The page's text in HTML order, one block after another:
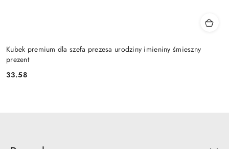
Kubek premium dla szefa prezesa urodziny imieniny śmieszny
prezent
Cena:
33.58